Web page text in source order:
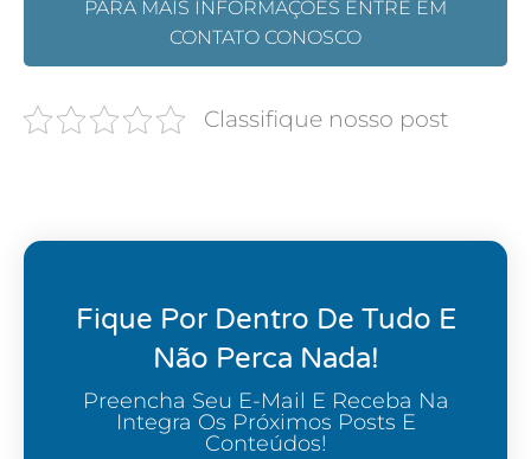
PARA MAIS INFORMAÇÕES ENTRE EM
CONTATO CONOSCO
Classifique nosso post
Fique Por Dentro De Tudo E
Não Perca Nada!
Preencha Seu E-Mail E Receba Na
Integra Os Próximos Posts E
Conteúdos!